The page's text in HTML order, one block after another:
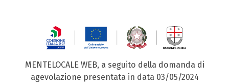
MENTELOCALE WEB, a seguito della domanda di
agevolazione presentata in data 03/05/2024